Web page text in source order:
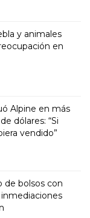
y animales
en
Alpine en más
dólares: “Si
vendido”
de bolsos con